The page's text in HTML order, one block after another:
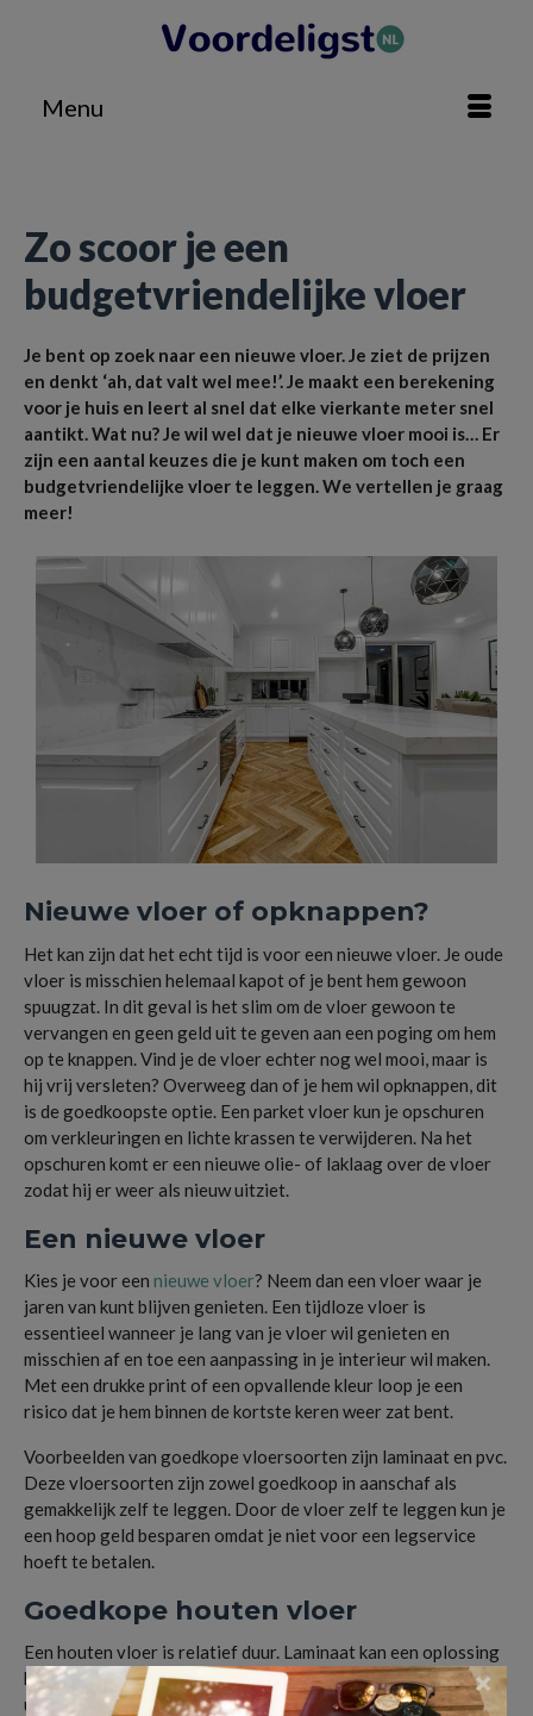
Menu
Zo scoor je een
budgetvriendelijke vloer
Je bent op zoek naar een nieuwe vloer. Je ziet de prijzen
en denkt ‘ah, dat valt wel mee!’. Je maakt een berekening
voor je huis en leert al snel dat elke vierkante meter snel
aantikt. Wat nu? Je wil wel dat je nieuwe vloer mooi is… Er
zijn een aantal keuzes die je kunt maken om toch een
budgetvriendelijke vloer te leggen. We vertellen je graag
meer!
Nieuwe vloer of opknappen?
Het kan zijn dat het echt tijd is voor een nieuwe vloer. Je oude
vloer is misschien helemaal kapot of je bent hem gewoon
spuugzat. In dit geval is het slim om de vloer gewoon te
vervangen en geen geld uit te geven aan een poging om hem
op te knappen. Vind je de vloer echter nog wel mooi, maar is
hij vrij versleten? Overweeg dan of je hem wil opknappen, dit
is de goedkoopste optie. Een parket vloer kun je opschuren
om verkleuringen en lichte krassen te verwijderen. Na het
opschuren komt er een nieuwe olie- of laklaag over de vloer
zodat hij er weer als nieuw uitziet.
Een nieuwe vloer
Kies je voor een nieuwe vloer? Neem dan een vloer waar je
jaren van kunt blijven genieten. Een tijdloze vloer is
essentieel wanneer je lang van je vloer wil genieten en
misschien af en toe een aanpassing in je interieur wil maken.
Met een drukke print of een opvallende kleur loop je een
risico dat je hem binnen de kortste keren weer zat bent.
Voorbeelden van goedkope vloersoorten zijn laminaat en pvc.
Deze vloersoorten zijn zowel goedkoop in aanschaf als
gemakkelijk zelf te leggen. Door de vloer zelf te leggen kun je
een hoop geld besparen omdat je niet voor een legservice
hoeft te betalen.
Goedkope houten vloer
Een houten vloer is relatief duur. Laminaat kan een oplossing
bieden. Een laminaatvloer ziet er tegenwoordig net zo mooi
uit als een echte houten vloer. Zeker wanneer je een
×